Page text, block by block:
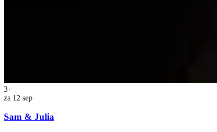
3+
za 12 sep
Sam & Julia